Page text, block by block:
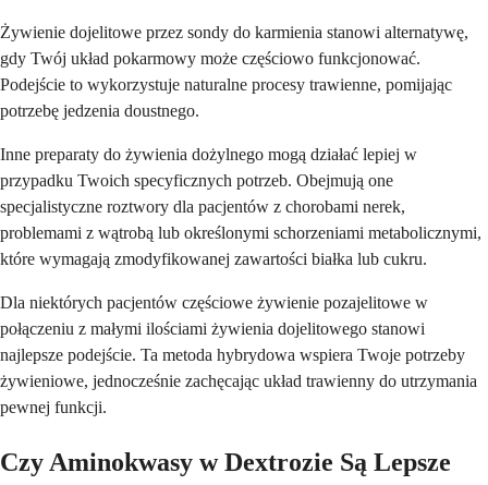
Żywienie dojelitowe przez sondy do karmienia stanowi alternatywę,
gdy Twój układ pokarmowy może częściowo funkcjonować.
Podejście to wykorzystuje naturalne procesy trawienne, pomijając
potrzebę jedzenia doustnego.
Inne preparaty do żywienia dożylnego mogą działać lepiej w
przypadku Twoich specyficznych potrzeb. Obejmują one
specjalistyczne roztwory dla pacjentów z chorobami nerek,
problemami z wątrobą lub określonymi schorzeniami metabolicznymi,
które wymagają zmodyfikowanej zawartości białka lub cukru.
Dla niektórych pacjentów częściowe żywienie pozajelitowe w
połączeniu z małymi ilościami żywienia dojelitowego stanowi
najlepsze podejście. Ta metoda hybrydowa wspiera Twoje potrzeby
żywieniowe, jednocześnie zachęcając układ trawienny do utrzymania
pewnej funkcji.
Czy Aminokwasy w Dextrozie Są Lepsze